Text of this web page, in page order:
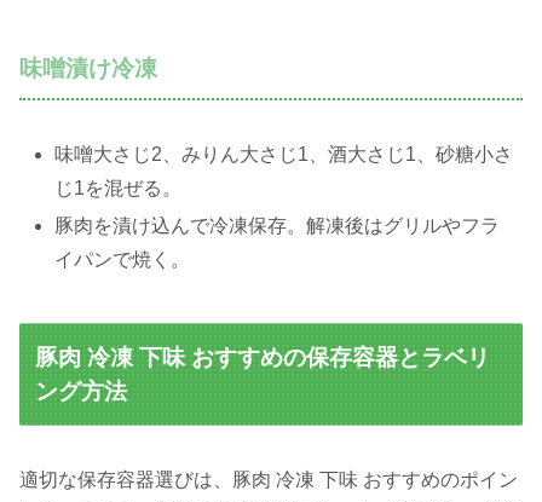
味噌漬け冷凍
味噌大さじ2、みりん大さじ1、酒大さじ1、砂糖小さ
じ1を混ぜる。
豚肉を漬け込んで冷凍保存。解凍後はグリルやフラ
イパンで焼く。
豚肉 冷凍 下味 おすすめの保存容器とラベリ
ング方法
適切な保存容器選びは、豚肉 冷凍 下味 おすすめのポイン